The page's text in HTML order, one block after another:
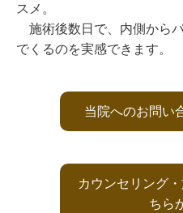
スメ。
施術後数日で、内側から
でくるのを実感できます。
当院へのお問い
カウンセリング
ちら